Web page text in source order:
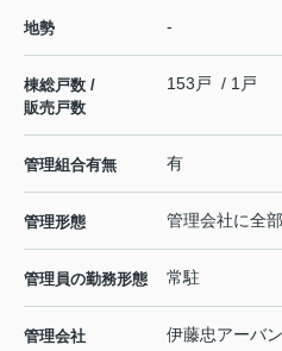
地勢 -
棟総戸数 /
販売戸数
153戸 / 1戸
管理組合有無 有
管理形態 管理会社に全
管理員の勤務形態 常駐
管理会社 伊藤忠アーバ